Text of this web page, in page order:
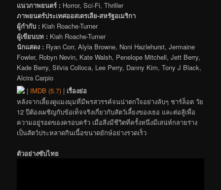
แนวภาพยนตร์ : Horror, Sci-Fi, Thriller
ภาพยนตร์ประเทศออสเตรเลีย-สหรัฐอเมริกา
ผู้กำกับ : Kiah Roache-Turner
ผู้เขียนบท : Kiah Roache-Turner
นักแสดง : Ryan Corr, Alyla Browne, Noni Hazlehurst, Jermaine
Fowler, Robyn Nevin, Kate Walsh, Penelope Mitchell, Jett Berry,
Kade Berry, Silvia Colloca, Lee Perry, Danny Kim, Tony J Black,
Alcira Carpio
| IMDB (5.7) | เรื่องย่อ
หลังจากเลี้ยงดูแมงมุมที่มีพรสวรรค์จนน่าตกใจอย่างลับๆ ชาร์ล็อต วัย
12 ปีต้องเผชิญกับข้อเท็จจริงเกี่ยวกับสัตว์เลี้ยงของเธอ และต่อสู้เพื่อ
ความอยู่รอดของครอบครัว เมื่อสิ่งมีชีวิตที่ครั้งหนึ่งมีเสน่ห์กลายร่าง
เป็นสัตว์ประหลาดกินเนื้อขนาดยักษ์อย่างรวดเร็ว
ตัวอย่างซับไทย